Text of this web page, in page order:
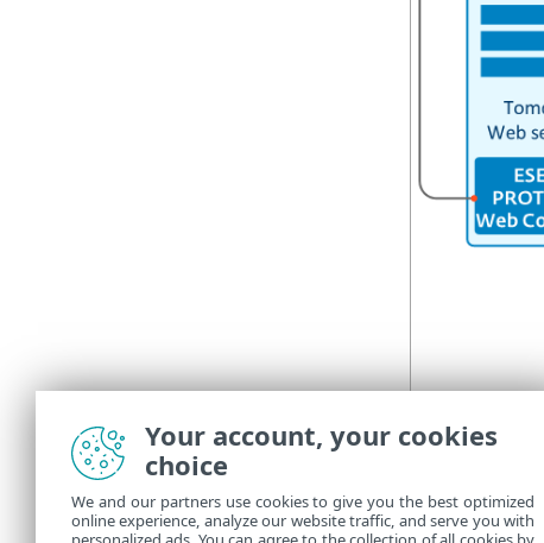
Your account, your cookies
choice
We and our partners use cookies to give you the best optimized
online experience, analyze our website traffic, and serve you with